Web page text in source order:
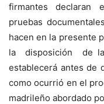
firmantes declaran
pruebas
hacen en la presente
la disposición de
establecerá antes de
como ocurrió en el
madrileño abordado